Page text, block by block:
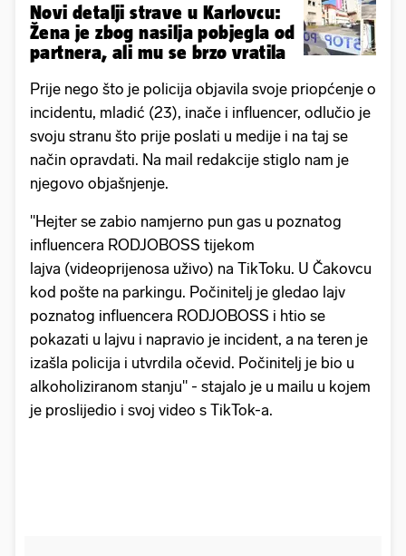
Novi detalji strave u Karlovcu:
Žena je zbog nasilja pobjegla od
partnera, ali mu se brzo vratila
Prije nego što je policija objavila svoje priopćenje o
incidentu, mladić (23), inače i influencer, odlučio je
svoju stranu što prije poslati u medije i na taj se
način opravdati. Na mail redakcije stiglo nam je
njegovo objašnjenje.
"Hejter se zabio namjerno pun gas u poznatog
influencera RODJOBOSS tijekom
lajva (videoprijenosa uživo) na TikToku. U Čakovcu
kod pošte na parkingu. Počinitelj je gledao lajv
poznatog influencera RODJOBOSS i htio se
pokazati u lajvu i napravio je incident, a na teren je
izašla policija i utvrdila očevid. Počinitelj je bio u
alkoholiziranom stanju" - stajalo je u mailu u kojem
je proslijedio i svoj video s TikTok-a.